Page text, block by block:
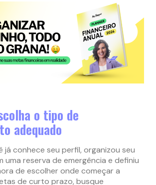
o tipo de
adequado
já conhece seu perfil, organizou seu
uma reserva de emergência e definiu
de escolher onde começar a
de curto prazo, busque